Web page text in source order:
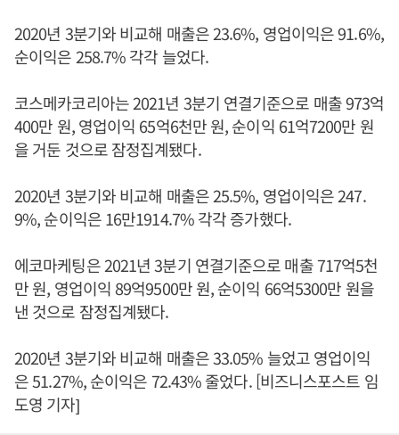
2020년 3분기와 비교해 매출은 23.6%, 영업이익은 91.6%,
순이익은 258.7% 각각 늘었다.
코스메카코리아는 2021년 3분기 연결기준으로 매출 973억
400만 원, 영업이익 65억6천만 원, 순이익 61억7200만 원
을 거둔 것으로 잠정집계됐다.
2020년 3분기와 비교해 매출은 25.5%, 영업이익은 247.
9%, 순이익은 16만1914.7% 각각 증가했다.
에코마케팅은 2021년 3분기 연결기준으로 매출 717억5천
만 원, 영업이익 89억9500만 원, 순이익 66억5300만 원을
낸 것으로 잠정집계됐다.
2020년 3분기와 비교해 매출은 33.05% 늘었고 영업이익
은 51.27%, 순이익은 72.43% 줄었다. [비즈니스포스트 임
도영 기자]